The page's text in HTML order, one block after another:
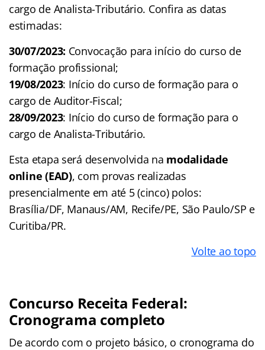
cargo de Analista-Tributário. Confira as datas
estimadas:
30/07/2023: Convocação para início do curso de
formação profissional;
19/08/2023: Início do curso de formação para o
cargo de Auditor-Fiscal;
28/09/2023: Início do curso de formação para o
cargo de Analista-Tributário.
Esta etapa será desenvolvida na modalidade
online (EAD), com provas realizadas
presencialmente em até 5 (cinco) polos:
Brasília/DF, Manaus/AM, Recife/PE, São Paulo/SP e
Curitiba/PR.
Volte ao topo
Concurso Receita Federal:
Cronograma completo
De acordo com o projeto básico, o cronograma do